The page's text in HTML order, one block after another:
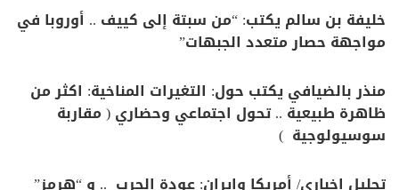
خليفة بن سالم يكتب: “من سبتة إلى كييف .. أوروبا في
مواجهة حصار متعدد الجبهات”
منذر بالضيافي يكتب حول: التغيرات المناخية: اكثر من
ظاهرة طبيعية .. تحول اجتماعي وحضاري ( مقاربة
سوسيولوجية )